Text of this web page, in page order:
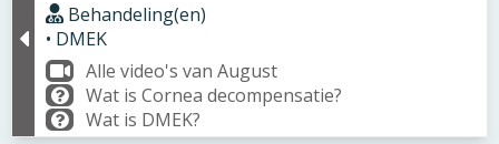
Behandeling(en)
• DMEK
Alle video's van August
Wat is Cornea decompensatie?
Wat is DMEK?